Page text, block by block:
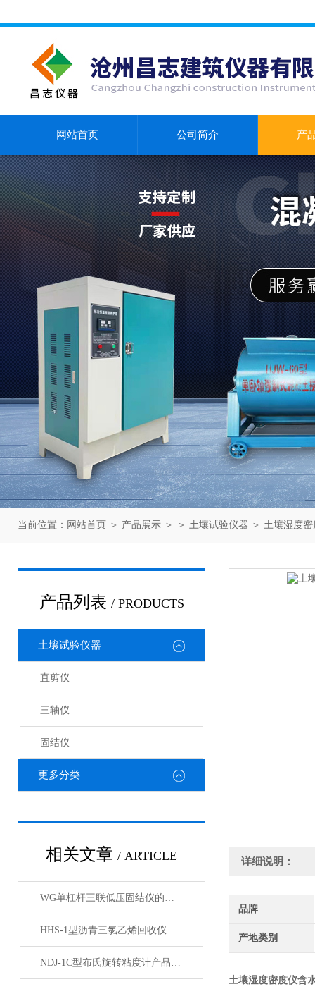
网站首页 公司简介 产
当前位置： 网站首页 ＞ 产品展示 ＞ ＞ 土壤试验仪器 ＞ 土壤湿度
产品列表 / PRODUCTS
土壤试验仪器
直剪仪
三轴仪
固结仪
更多分类
相关文章 / ARTICLE
WG单杠杆三联低压固结仪的工作原理与结构解析
HHS-1型沥青三氯乙烯回收仪产品展示
NDJ-1C型布氏旋转粘度计产品展示
详细说明：
品牌
产地类别
土壤湿度密度仪含